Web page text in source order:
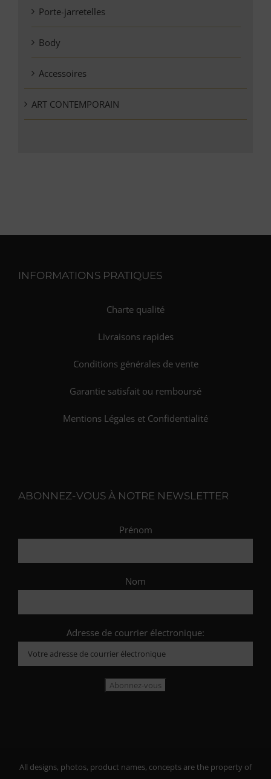
Porte-jarretelles
Body
Accessoires
ART CONTEMPORAIN
INFORMATIONS PRATIQUES
Charte qualité
Livraisons rapides
Conditions générales de vente
Garantie satisfait ou remboursé
Mentions Légales et Confidentialité
ABONNEZ-VOUS À NOTRE NEWSLETTER
Prénom
Nom
Adresse de courrier électronique:
All designs, photos, product names, concepts are the property of